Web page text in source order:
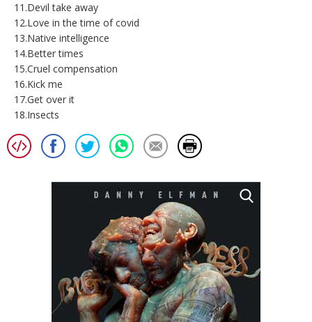
11.Devil take away
12.Love in the time of covid
13.Native intelligence
14.Better times
15.Cruel compensation
16.Kick me
17.Get over it
18.Insects